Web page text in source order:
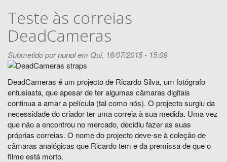
Teste às correias
DeadCameras
Submetido pornunolem Qui, 16/07/2015 - 15:08
DeadCameras é um projecto de Ricardo Silva, um fotógrafo
entusiasta, que apesar de ter algumas câmaras digitais
continua a amar a película (tal como nós). O projecto surgiu da
necessidade do criador ter uma correia à sua medida. Uma vez
que não a encontrou no mercado, decidiu fazer as suas
próprias correias. O nome do projecto deve-se à coleção de
câmaras analógicas que Ricardo tem e da premissa de que o
filme está morto.